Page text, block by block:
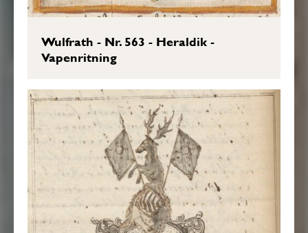
Wulfrath - Nr. 563 - Heraldik -
Vapenritning